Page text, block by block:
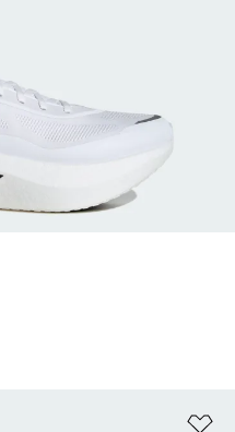
do zoznamu želaných